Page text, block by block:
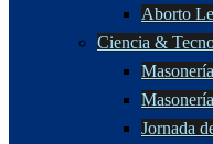
Aborto
Ciencia &
Jornada